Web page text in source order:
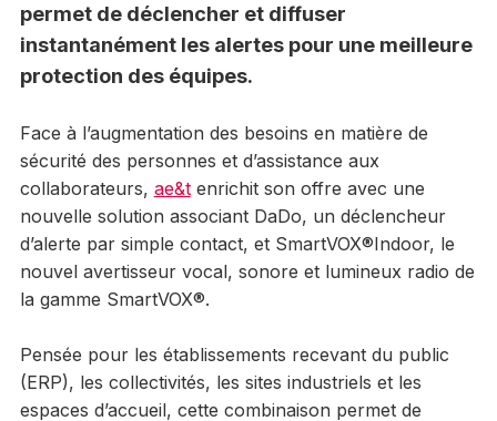
permet de déclencher et diffuser
instantanément les alertes pour une meilleure
protection des équipes.
Face à l’augmentation des besoins en matière de
sécurité des personnes et d’assistance aux
collaborateurs, ae&tenrichit son offre avec une
nouvelle solution associant DaDo, un déclencheur
d’alerte par simple contact, et SmartVOX®Indoor, le
nouvel avertisseur vocal, sonore et lumineux radio de
la gamme SmartVOX®.
Pensée pour les établissements recevant du public
(ERP), les collectivités, les sites industriels et les
espaces d’accueil, cette combinaison permet de